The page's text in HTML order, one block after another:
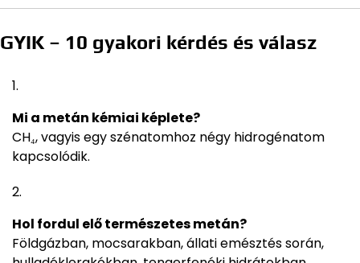
GYIK – 10 gyakori kérdés és válasz
Mi a metán kémiai képlete?
CH₄, vagyis egy szénatomhoz négy hidrogénatom
kapcsolódik.
Hol fordul elő természetes metán?
Földgázban, mocsarakban, állati emésztés során,